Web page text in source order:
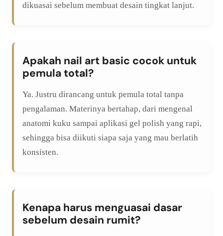
dikuasai sebelum membuat desain tingkat lanjut.
Apakah nail art basic cocok untuk
pemula total?
Ya. Justru dirancang untuk pemula total tanpa
pengalaman. Materinya bertahap, dari mengenal
anatomi kuku sampai aplikasi gel polish yang rapi,
sehingga bisa diikuti siapa saja yang mau berlatih
konsisten.
Kenapa harus menguasai dasar
sebelum desain rumit?